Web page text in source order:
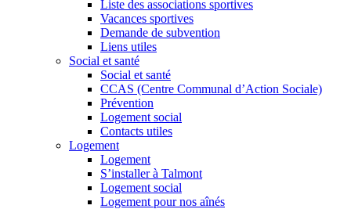
Liste des associations sportives
Vacances sportives
Demande de subvention
Liens utiles
Social et santé
Social et santé
CCAS (Centre Communal d’Action Sociale)
Prévention
Logement social
Contacts utiles
Logement
Logement
S’installer à Talmont
Logement social
Logement pour nos aînés